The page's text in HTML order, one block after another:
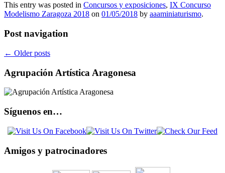
This entry was posted in Concursos y exposiciones, IX Concurso
Modelismo Zaragoza 2018 on 01/05/2018 by aaaminiaturismo.
Post navigation
← Older posts
Agrupación Artística Aragonesa
Síguenos en…
Amigos y patrocinadores